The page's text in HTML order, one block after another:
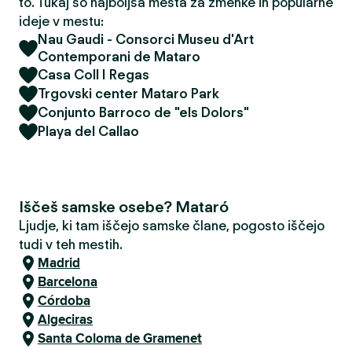
ideje v mestu:
Nau Gaudi - Consorci Museu d'Art
Contemporani de Mataro
Casa Coll I Regas
Trgovski center Mataro Park
Conjunto Barroco de "els Dolors"
Playa del Callao
Iščeš samske osebe? Mataró
Ljudje, ki tam iščejo samske člane, pogosto iščejo
tudi v teh mestih.
Madrid
Barcelona
Córdoba
Algeciras
Santa Coloma de Gramenet